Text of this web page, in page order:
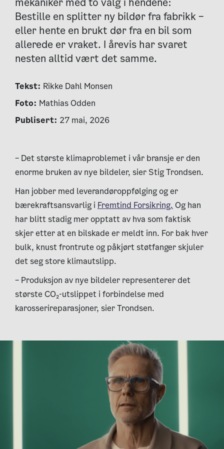
Bestille en splitter ny bildør fra fabrikk –
eller hente en brukt dør fra en bil som
allerede er vraket. I årevis har svaret
nesten alltid vært det samme.
Tekst: Rikke Dahl Monsen
Foto: Mathias Odden
Publisert: 27 mai, 2026
– Det største klimaproblemet i vår bransje er den
enorme bruken av nye bildeler, sier Stig Trondsen.
Han jobber med leverandøroppfølging og er
bærekraftsansvarlig i Fremtind Forsikring. Og han
har blitt stadig mer opptatt av hva som faktisk
skjer etter at en bilskade er meldt inn. For bak hver
bulk, knust frontrute og påkjørt støtfanger skjuler
det seg store klimautslipp.
– Produksjon av nye bildeler representerer det
største CO₂-utslippet i forbindelse med
karosserireparasjoner, sier Trondsen.